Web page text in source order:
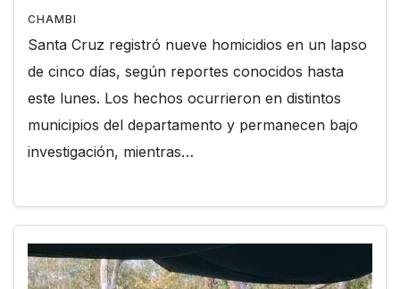
CHAMBI
Santa Cruz registró nueve homicidios en un lapso
de cinco días, según reportes conocidos hasta
este lunes. Los hechos ocurrieron en distintos
municipios del departamento y permanecen bajo
investigación, mientras…